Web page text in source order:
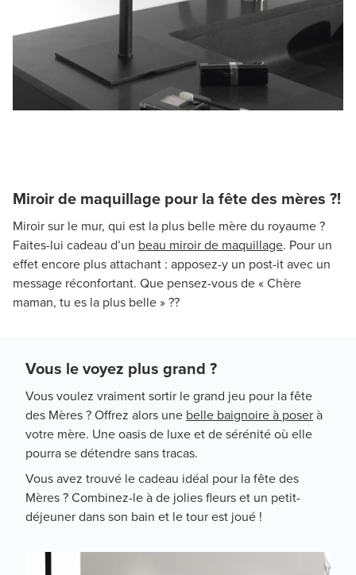
Miroir de maquillage pour la fête des mères ?!
Miroir sur le mur, qui est la plus belle mère du royaume ?
Faites-lui cadeau d’un beau miroir de maquillage. Pour un
effet encore plus attachant : apposez-y un post-it avec un
message réconfortant. Que pensez-vous de « Chère
maman, tu es la plus belle » ??
Vous le voyez plus grand ?
Vous voulez vraiment sortir le grand jeu pour la fête
des Mères ? Offrez alors une belle baignoire à poserà
votre mère. Une oasis de luxe et de sérénité où elle
pourra se détendre sans tracas.
Vous avez trouvé le cadeau idéal pour la fête des
Mères ? Combinez-le à de jolies fleurs et un petit-
déjeuner dans son bain et le tour est joué !